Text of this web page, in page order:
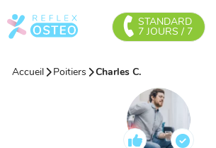
STANDARD
7 JOURS / 7
Accueil Poitiers Charles C.